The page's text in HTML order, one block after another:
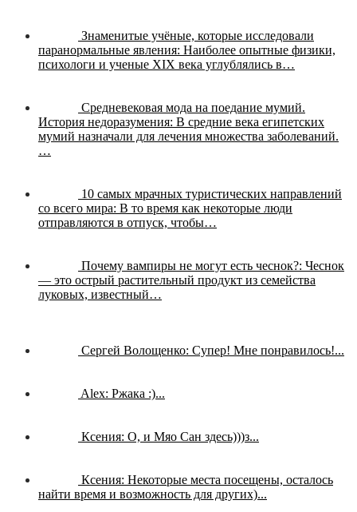
Знаменитые учёные, которые исследовали
паранормальные явления: Наиболее опытные физики,
психологи и ученые XIX века углублялись в…
Средневековая мода на поедание мумий.
История недоразумения: В средние века египетских
мумий назначали для лечения множества заболеваний.
…
10 самых мрачных туристических направлений
со всего мира: В то время как некоторые люди
отправляются в отпуск, чтобы…
Почему вампиры не могут есть чеснок?: Чеснок
— это острый растительный продукт из семейства
луковых, известный…
Сергей Волощенко: Супер! Мне понравилось!...
Alex: Ржака :)...
Ксения: О, и Мяо Сан здесь)))з...
Ксения: Некоторые места посещены, осталось
найти время и возможность для других)...